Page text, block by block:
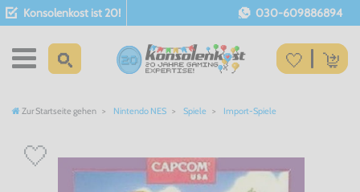
Konsolenkost ist 20! 030-609886894
Zur Startseite gehen Nintendo NES Spiele Import-Spiele